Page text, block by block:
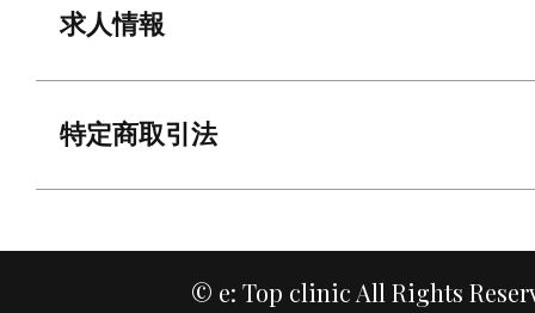
求人情報
特定商取引法
© e: Top clinic All Rights